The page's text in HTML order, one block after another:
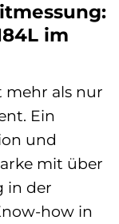
im
mehr als nur
Ein
und
mit über
in der
how in